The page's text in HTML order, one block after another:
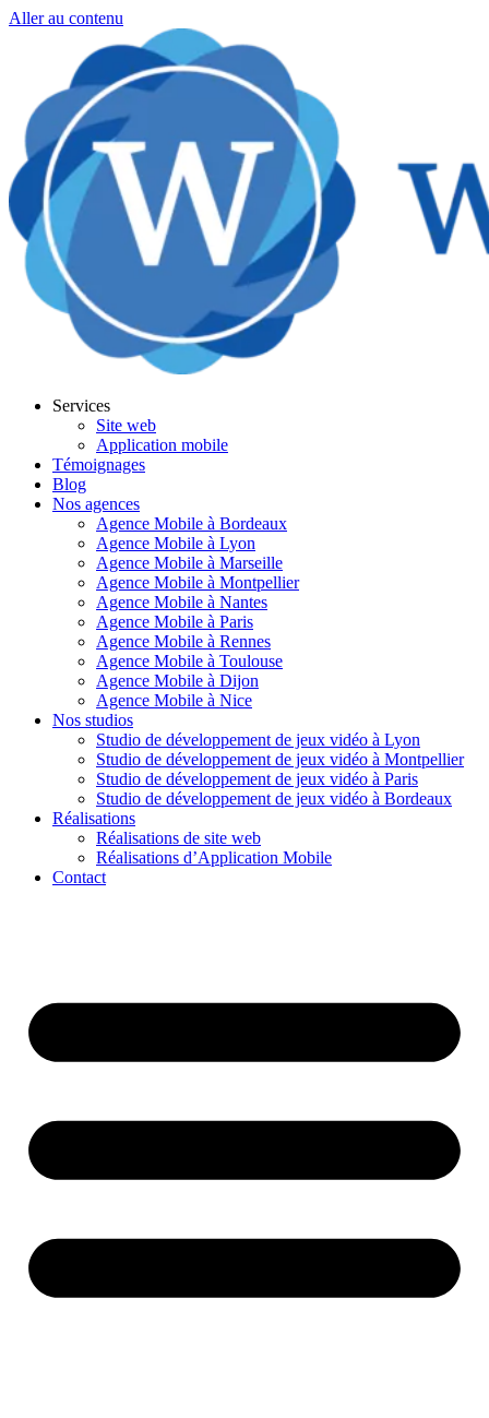
Aller au contenu
Services
Site web
Application mobile
Témoignages
Blog
Nos agences
Agence Mobile à Bordeaux
Agence Mobile à Lyon
Agence Mobile à Marseille
Agence Mobile à Montpellier
Agence Mobile à Nantes
Agence Mobile à Paris
Agence Mobile à Rennes
Agence Mobile à Toulouse
Agence Mobile à Dijon
Agence Mobile à Nice
Nos studios
Studio de développement de jeux vidéo à Lyon
Studio de développement de jeux vidéo à Montpellier
Studio de développement de jeux vidéo à Paris
Studio de développement de jeux vidéo à Bordeaux
Réalisations
Réalisations de site web
Réalisations d’Application Mobile
Contact